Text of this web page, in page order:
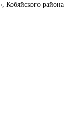
Кобяйского района